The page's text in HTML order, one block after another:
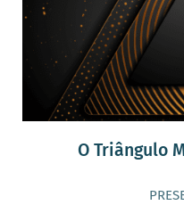
O Triângulo